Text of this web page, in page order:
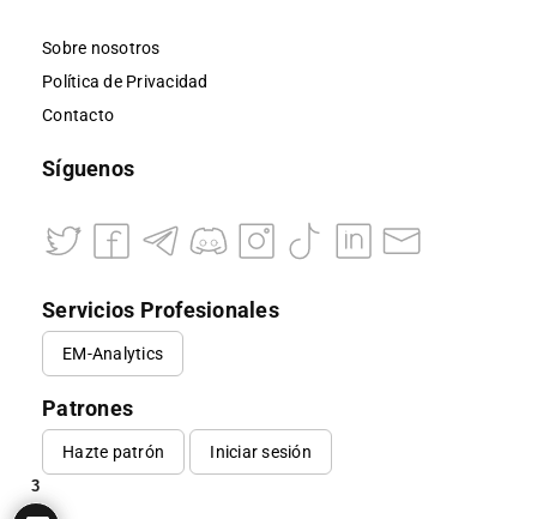
Sobre nosotros
Política de Privacidad
Contacto
Síguenos
Servicios Profesionales
EM-Analytics
Patrones
Hazte patrón Iniciar sesión
3